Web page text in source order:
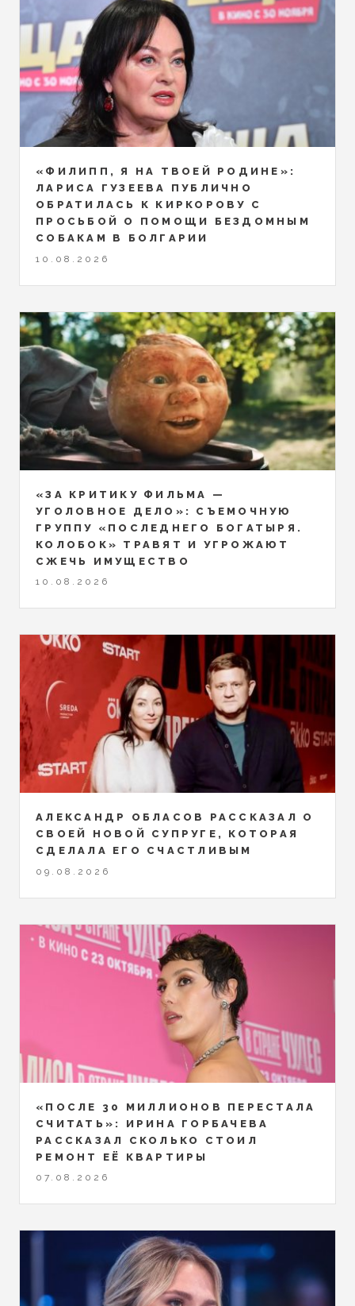
«ФИЛИПП, Я НА ТВОЕЙ РОДИНЕ»:
ЛАРИСА ГУЗЕЕВА ПУБЛИЧНО
ОБРАТИЛАСЬ К КИРКОРОВУ С
ПРОСЬБОЙ О ПОМОЩИ БЕЗДОМНЫМ
СОБАКАМ В БОЛГАРИИ
10.08.2026
«ЗА КРИТИКУ ФИЛЬМА —
УГОЛОВНОЕ ДЕЛО»: СЪЕМОЧНУЮ
ГРУППУ «ПОСЛЕДНЕГО БОГАТЫРЯ.
КОЛОБОК» ТРАВЯТ И УГРОЖАЮТ
СЖЕЧЬ ИМУЩЕСТВО
10.08.2026
АЛЕКСАНДР ОБЛАСОВ РАССКАЗАЛ О
СВОЕЙ НОВОЙ СУПРУГЕ, КОТОРАЯ
СДЕЛАЛА ЕГО СЧАСТЛИВЫМ
09.08.2026
«ПОСЛЕ 30 МИЛЛИОНОВ ПЕРЕСТАЛА
СЧИТАТЬ»: ИРИНА ГОРБАЧЕВА
РАССКАЗАЛ СКОЛЬКО СТОИЛ
РЕМОНТ ЕЁ КВАРТИРЫ
07.08.2026